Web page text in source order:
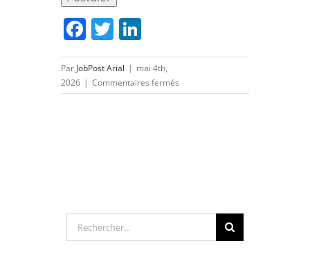
Facebook
Twitter
Par JobPost Arial | mai 4th,
2026 | Commentaires fermés
Dessinateur
Rechercher: